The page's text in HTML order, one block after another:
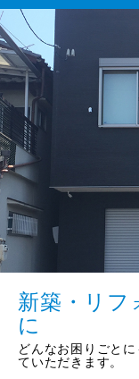
新築・リフ
に
どんなお困りごと
ていただきます。